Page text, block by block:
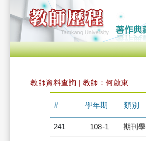
教師資料查詢 | 教師：何啟東
# 學年期 類別
241 108-1 期刊